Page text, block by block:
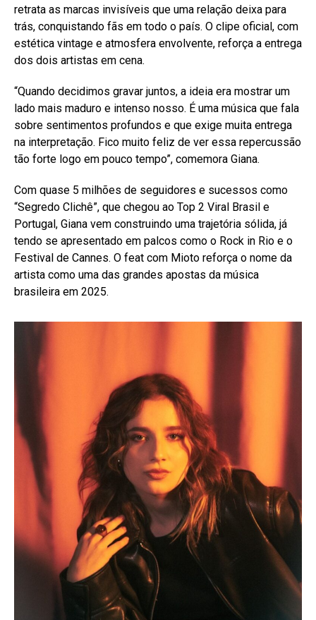
retrata as marcas invisíveis que uma relação deixa para
trás, conquistando fãs em todo o país. O clipe oficial, com
estética vintage e atmosfera envolvente, reforça a entrega
dos dois artistas em cena.
“Quando decidimos gravar juntos, a ideia era mostrar um
lado mais maduro e intenso nosso. É uma música que fala
sobre sentimentos profundos e que exige muita entrega
na interpretação. Fico muito feliz de ver essa repercussão
tão forte logo em pouco tempo”, comemora Giana.
Com quase 5 milhões de seguidores e sucessos como
“Segredo Clichê”, que chegou ao Top 2 Viral Brasil e
Portugal, Giana vem construindo uma trajetória sólida, já
tendo se apresentado em palcos como o Rock in Rio e o
Festival de Cannes. O feat com Mioto reforça o nome da
artista como uma das grandes apostas da música
brasileira em 2025.